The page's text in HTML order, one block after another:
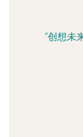
“创想未